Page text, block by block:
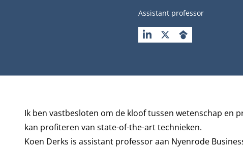
Functietitel
Assistant professor
LINKEDIN
X GOOGLESCHOLAR
Ik ben vastbesloten om de kloof tussen wetenschap en
kan profiteren van state-of-the-art technieken.
Koen Derks is assistant professor aan Nyenrode